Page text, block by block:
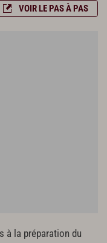
VOIR LE PAS À PAS
à la préparation du